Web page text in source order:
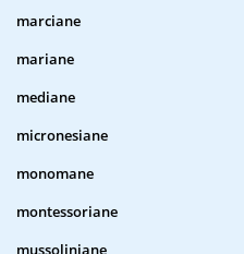
marciane
mariane
mediane
micronesiane
monomane
montessoriane
mussoliniane